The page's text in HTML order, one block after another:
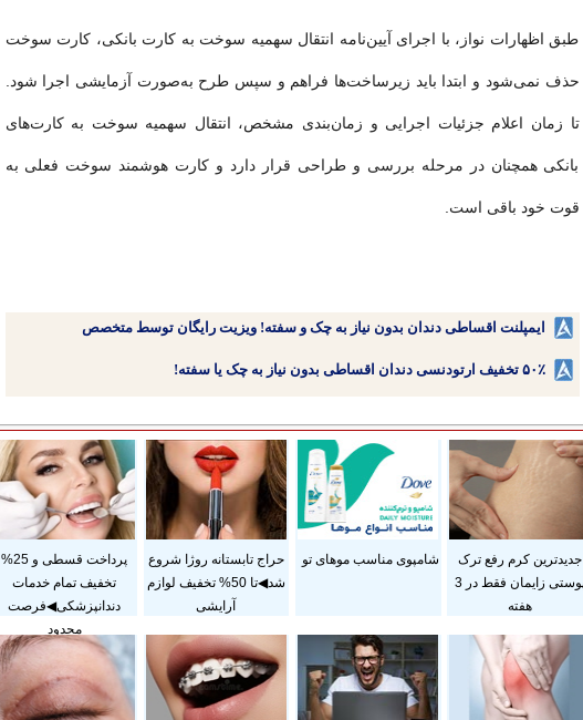
طبق اظهارات نواز، با اجرای آیین‌نامه انتقال سهمیه سوخت به کارت بانکی، کارت سوخت
حذف نمی‌شود و ابتدا باید زیرساخت‌ها فراهم و سپس طرح به‌صورت آزمایشی اجرا شود.
تا زمان اعلام جزئیات اجرایی و زمان‌بندی مشخص، انتقال سهمیه سوخت به کارت‌های
بانکی همچنان در مرحله بررسی و طراحی قرار دارد و کارت هوشمند سوخت فعلی به
قوت خود باقی است.
ایمپلنت اقساطی دندان بدون نیاز به چک و سفته! ویزیت رایگان توسط متخصص
۵۰٪ تخفیف ارتودنسی دندان اقساطی بدون نیاز به چک یا سفته!
جدیدترین کرم رفع ترک
پوستی زایمان فقط در 3
هفته
شامپوی مناسب موهای تو
حراج تابستانه روژا شروع
شد◀تا 50% تخفیف لوازم
آرایشی
پرداخت قسطی و 25%
تخفیف تمام خدمات
دندانپزشکی◀فرصت
محدود